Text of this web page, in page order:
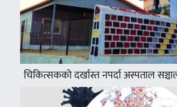
चिकित्सकको दर्खास्त नपर्दा अस्पताल